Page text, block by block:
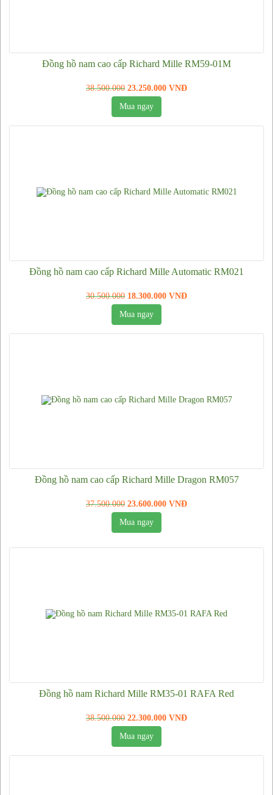
Dây lưng
Dây lưng Louis Vuitton
Dây lưng Montblanc
Dây lưng Dunhill
Túi xách nữ
Túi nữ Louis Vuitton
Giày da thật nam hàng hiệu
Đồng hồ nam cao cấp Richard Mille RM59-01M
38.500.000 23.250.000 VNĐ
Mua ngay
Đồng hồ nam cao cấp Richard Mille Automatic RM021
30.500.000 18.300.000 VNĐ
Mua ngay
Đồng hồ nam cao cấp Richard Mille Dragon RM057
37.500.000 23.600.000 VNĐ
Mua ngay
Đồng hồ nam Richard Mille RM35-01 RAFA Red
38.500.000 22.300.000 VNĐ
Mua ngay